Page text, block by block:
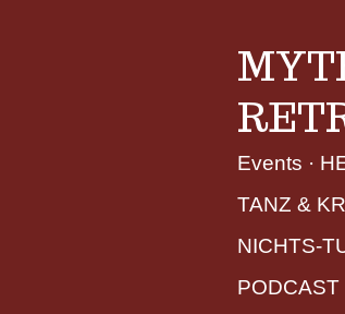
Events ·
TANZ &
NICHTS-
PODCAST